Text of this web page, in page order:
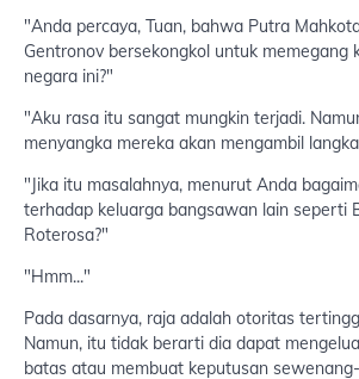
"Anda percaya, Tuan, bahwa Putra
Gentronov bersekongkol untuk memegang
negara ini?"
"Aku rasa itu sangat mungkin terjadi.
menyangka mereka akan mengambil
"Jika itu masalahnya, menurut Anda
terhadap keluarga bangsawan lain seperti
Roterosa?"
"Hmm..."
Pada dasarnya, raja adalah otoritas
Namun, itu tidak berarti dia dapat
batas atau membuat keputusan